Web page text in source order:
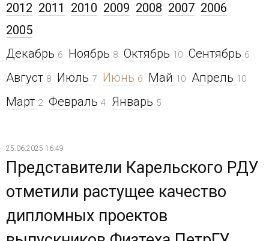
Декабрь 6 Ноябрь 8 Октябрь 10 Сентябрь 6
Август 8 Июль 7 Июнь 6 Май 10 Апрель 10
Март 2 Февраль 4 Январь 5
2012 2011 2010 2009 2008 2007 2006
2005
25.06.2025 16:49
Представители Карельского РДУ
отметили растущее качество
дипломных проектов